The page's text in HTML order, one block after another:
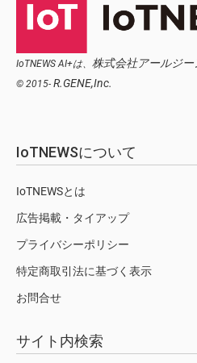
IoTNEWS AI+は、 株式会社アールジー
© 2015- R.GENE,Inc.
IoTNEWSについて
IoTNEWSとは
広告掲載・タイアップ
プライバシーポリシー
特定商取引法に基づく表示
お問合せ
サイト内検索